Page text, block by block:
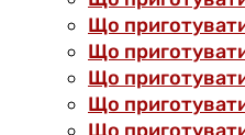
Що
Що приготувати
Що
Що